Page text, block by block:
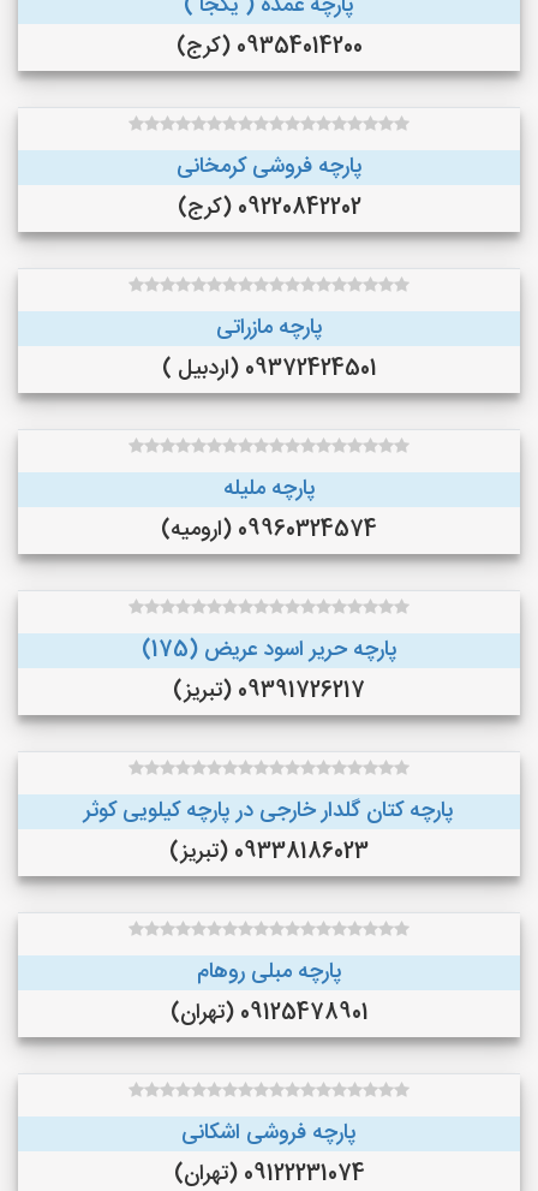
09354014200 (کرج)
پارچه فروشی کرمخانی
09220842202 (کرج)
پارچه مازراتی
09372424501 (اردبیل )
پارچه ملیله
09960324574 (ارومیه)
پارچه حریر اسود عریض (175)
09391726217 (تبریز)
پارچه کتان گلدار خارجی در پارچه کیلویی کوثر
09338186023 (تبریز)
پارچه مبلی روهام
09125478901 (تهران)
پارچه فروشی اشکانی
09122231074 (تهران)